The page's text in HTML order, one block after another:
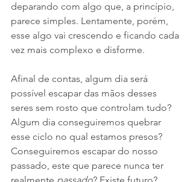
deparando com algo que, a princípio,
parece simples. Lentamente, porém,
esse algo vai crescendo e ficando cada
vez mais complexo e disforme.
Afinal de contas, algum dia será
possível escapar das mãos desses
seres sem rosto que controlam tudo?
Algum dia conseguiremos quebrar
esse ciclo no qual estamos presos?
Conseguiremos escapar do nosso
passado, este que parece nunca ter